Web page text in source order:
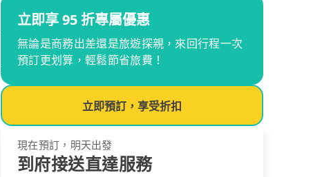
立即享 95 折專屬優惠
無論是商務出差還是旅遊探親，來回行程一次
預訂更划算，輕鬆節省旅費！
立即預訂，享受折扣
現在預訂，明天出發
到府接送直達服務